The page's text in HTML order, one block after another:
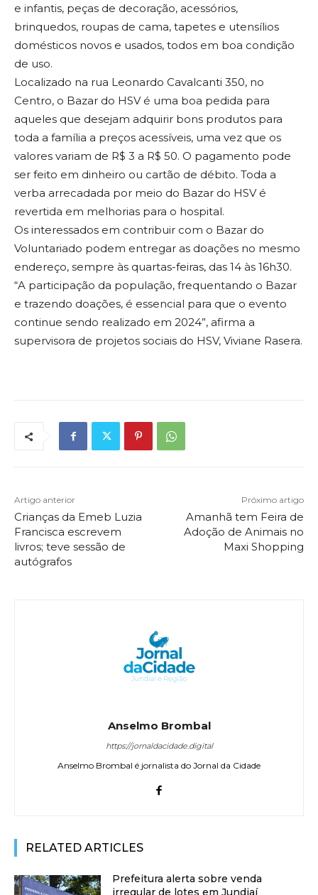
e infantis, peças de decoração, acessórios,
brinquedos, roupas de cama, tapetes e utensílios
domésticos novos e usados, todos em boa condição
de uso.
Localizado na rua Leonardo Cavalcanti 350, no
Centro, o Bazar do HSV é uma boa pedida para
aqueles que desejam adquirir bons produtos para
toda a família a preços acessíveis, uma vez que os
valores variam de R$ 3 a R$ 50. O pagamento pode
ser feito em dinheiro ou cartão de débito. Toda a
verba arrecadada por meio do Bazar do HSV é
revertida em melhorias para o hospital.
Os interessados em contribuir com o Bazar do
Voluntariado podem entregar as doações no mesmo
endereço, sempre às quartas-feiras, das 14 às 16h30.
“A participação da população, frequentando o Bazar
e trazendo doações, é essencial para que o evento
continue sendo realizado em 2024”, afirma a
supervisora de projetos sociais do HSV, Viviane Rasera.
Artigo anterior
Crianças da Emeb Luzia
Francisca escrevem
livros; teve sessão de
autógrafos
Próximo artigo
Amanhã tem Feira de
Adoção de Animais no
Maxi Shopping
Anselmo Brombal
https://jornaldacidade.digital
Anselmo Brombal é jornalista do Jornal da Cidade
RELATED ARTICLES
Prefeitura alerta sobre venda
irregular de lotes em Jundiaí